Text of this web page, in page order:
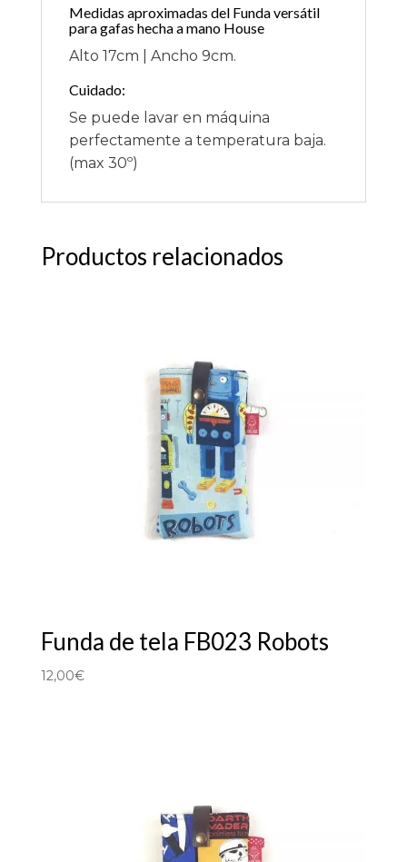
Medidas aproximadas del Funda versátil
para gafas hecha a mano House
Alto 17cm | Ancho 9cm.
Cuidado:
Se puede lavar en máquina
perfectamente a temperatura baja.
(max 30º)
Productos relacionados
Funda de tela FB023 Robots
12,00€